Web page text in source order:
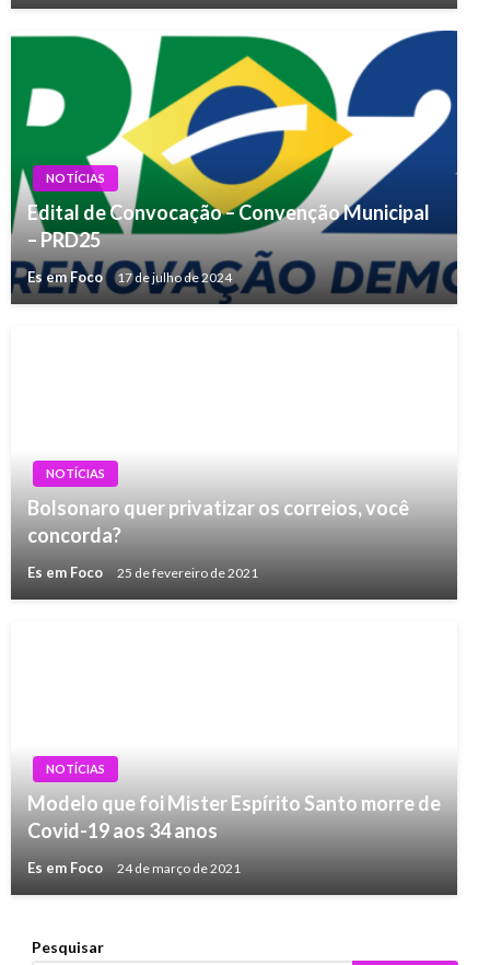
NOTÍCIAS
Edital de Convocação – Convenção Municipal
– PRD25
Es em Foco 17 de julho de 2024
NOTÍCIAS
Bolsonaro quer privatizar os correios, você
concorda?
Es em Foco 25 de fevereiro de 2021
NOTÍCIAS
Modelo que foi Mister Espírito Santo morre de
Covid-19 aos 34 anos
Es em Foco 24 de março de 2021
Pesquisar